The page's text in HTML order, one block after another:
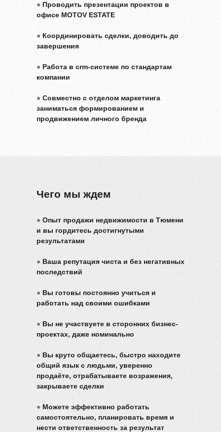
● Проводить презентации проектов в
офисе MOTOV ESTATE
● Координировать сделки, доводить до
завершения
● Работа в crm-системе по стандартам
компании
● Совместно с отделом маркетинга
заниматься формированием и
продвижением личного бренда
Чего мы ждем
● Опыт продажи недвижимости в Тюмени
и вы гордитесь достигнутыми
результатами
● Ваша репутация чиста и без негативных
последствий
● Вы готовы постоянно учиться и
работать над своими ошибками
● Вы не участвуете в сторонних бизнес-
проектах, даже номинально
● Вы круто общаетесь, быстро находите
общий язык с людьми, уверенно
продаёте, отрабатываете возражения,
закрываете сделки
● Можете эффективно работать
самостоятельно, планировать время и
нести ответственность за результат